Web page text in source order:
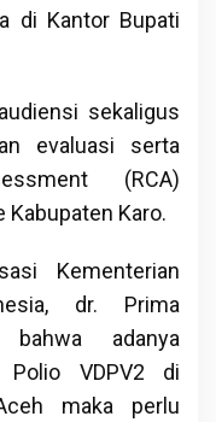
di Kantor Bupati
sekaligus
evaluasi serta
(RCA)
Kabupaten Karo.
Kementerian
dr. Prima
bahwa adanya
Polio VDPV2 di
maka perlu